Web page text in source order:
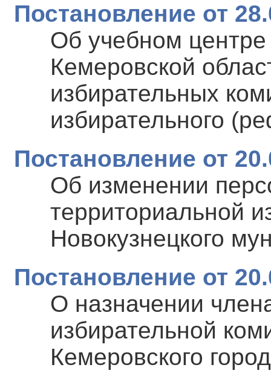
Постановление от
Об учебном
Кемеровской
избирательных
избирательного
Постановление от
Об изменении
территориальной
Новокузнецкого
Постановление от
О назначении
избирательной
Кемеровского